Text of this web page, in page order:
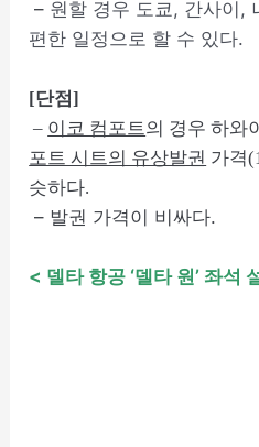
– 원할 경우 도쿄, 간사이,
편한 일정으로 할 수 있다.
[단점]
– 이코 컴포트의 경우 하와
포트 시트의 유상발권 가격
슷하다.
– 발권 가격이 비싸다.
< 델타 항공 ‘델타 원’ 좌석